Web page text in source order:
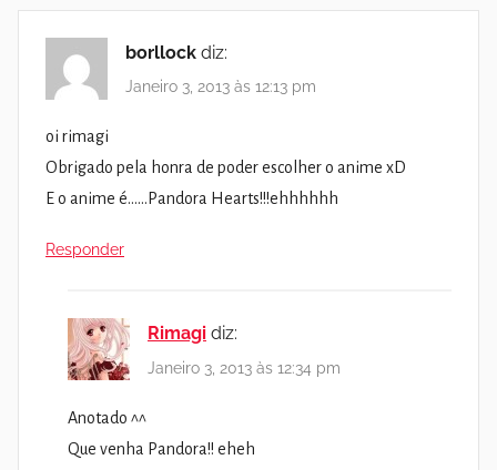
borllock diz:
Janeiro 3, 2013 às 12:13 pm
oi rimagi
Obrigado pela honra de poder escolher o anime xD
E o anime é……Pandora Hearts!!!ehhhhhh
Responder
Rimagi diz:
Janeiro 3, 2013 às 12:34 pm
Anotado ^^
Que venha Pandora!! eheh